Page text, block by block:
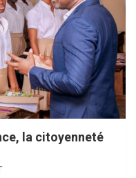
la citoyenneté